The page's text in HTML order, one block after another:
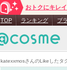
katexxmosさんのLikeしたタ
おトクにキレ
TOP ランキング ブ